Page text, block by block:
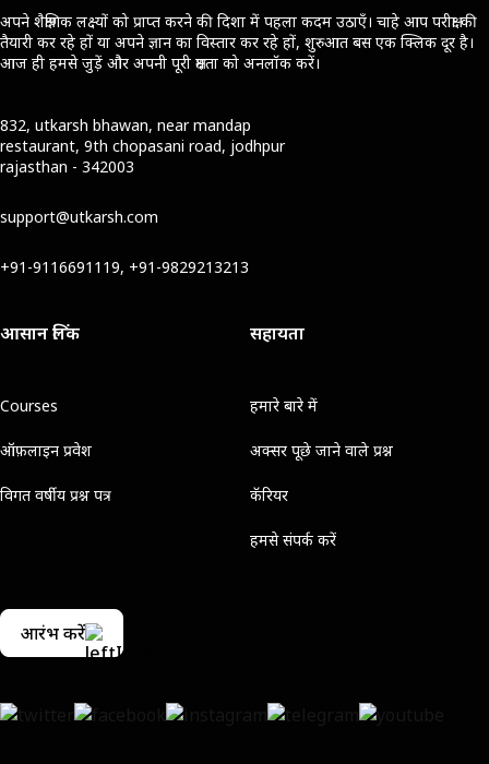
अपने शैक्षणिक लक्ष्यों को प्राप्त करने की दिशा में पहला कदम उठाएँ। चाहे आप परीक्षा की
तैयारी कर रहे हों या अपने ज्ञान का विस्तार कर रहे हों, शुरुआत बस एक क्लिक दूर है।
आज ही हमसे जुड़ें और अपनी पूरी क्षमता को अनलॉक करें।
832, utkarsh bhawan, near mandap
restaurant, 9th chopasani road, jodhpur
rajasthan - 342003
support@utkarsh.com
+91-9116691119, +91-9829213213
आसान लिंक
Courses
ऑफ़लाइन प्रवेश
विगत वर्षीय प्रश्न पत्र
सहायता
हमारे बारे में
अक्सर पूछे जाने वाले प्रश्न
कॅरियर
हमसे संपर्क करें
आरंभ करें